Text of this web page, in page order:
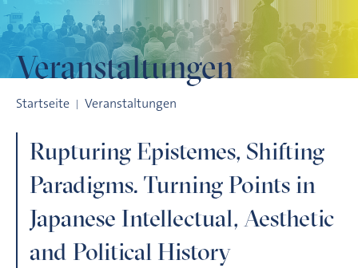
Veranstaltungen
Startseite Veranstaltungen
Rupturing Epistemes, Shifting
Paradigms. Turning Points in
Japanese Intellectual, Aesthetic
and Political History